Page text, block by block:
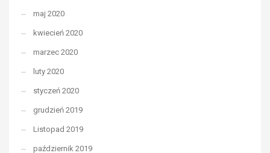
maj 2020
kwiecień 2020
marzec 2020
luty 2020
styczeń 2020
grudzień 2019
Listopad 2019
październik 2019